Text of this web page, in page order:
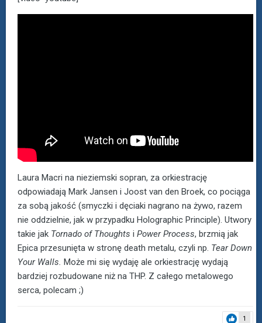
Laura Macri na nieziemski sopran, za orkiestrację
odpowiadają Mark Jansen i Joost van den Broek, co pociąga
za sobą jakość (smyczki i dęciaki nagrano na żywo, razem
nie oddzielnie, jak w przypadku Holographic Principle). Utwory
takie jak Tornado of Thoughts i Power Process, brzmią jak
Epica przesunięta w stronę death metalu, czyli np. Tear Down
Your Walls. Może mi się wydaję ale orkiestrację wydają
bardziej rozbudowane niż na THP. Z całego metalowego
serca, polecam ;)
1